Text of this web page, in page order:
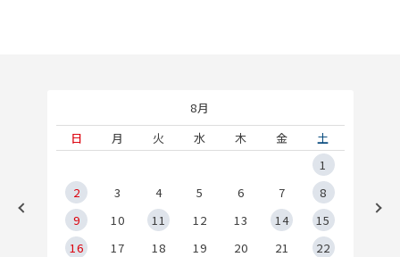
8月
日
月 火 水 木 金
土
1
2
3 4 5 6 7
8
9
10 11 12 13 14
15
16
17 18 19 20 21
22